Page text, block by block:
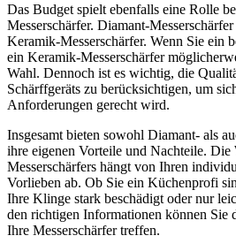
Das Budget spielt ebenfalls eine Rolle
Messerschärfer. Diamant-
Keramik-Messerschärfer. Wenn Sie ein
ein Keramik-Messerschärfer
Wahl. Dennoch ist es wichtig, die
Schärffgeräts zu berücksichtigen, um
Anforderungen gerecht wird.
Insgesamt bieten sowohl Diamant- als
ihre eigenen Vorteile und Nachteile. Die
Messerschärfers hängt von Ihren
Vorlieben ab. Ob Sie ein Küchenprofi
Ihre Klinge stark beschädigt oder nur
den richtigen Informationen können Sie
Ihre Messerschärfer treffen.